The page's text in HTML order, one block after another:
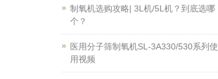
制氧机选购攻略| 3L机/5L机？到底选哪
个？
医用分子筛制氧机SL-3A330/530系列使
用视频